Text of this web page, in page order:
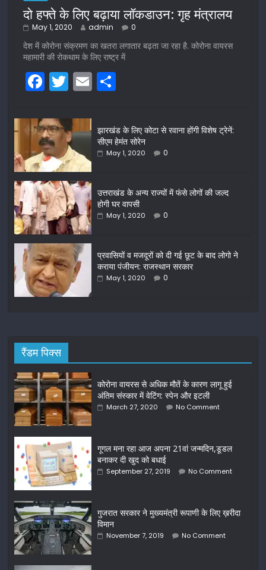
दो हफ्ते के लिए बढ़ाया लॉकडाउन: गृह मंत्रालय
May 1, 2020 admin 0
देश में कोरोना संक्रमण का खतरा लगातार बढ़ता जा रहा है. कोरोना वायरस
महामारी की रोकथाम के लिए राष्ट्र में
F
a
c
e
b
o
o
k
T
w
itt
er
E
m
ar
e
झारखंड के लिए कोटा से रवाना होंगी विशेष ट्रेनें:
सीएम हेमंत सोरेन
May 1, 2020 0
उत्तराखंड के अन्य राज्यों में फंसे लोगों की जल्द
होगी घर वापसी
May 1, 2020 0
प्रवासियों व मजदूरों को दी गई छूट के बाद लोगो ने
कराया पंजीयन: राजस्थान सरकार
May 1, 2020 0
रैंडम पिक्स
कोरोना वायरस से अधिक मौतें के कारण लागू हुई
अंतिम संस्कार में वेटिंग: स्पेन और इटली
March 27, 2020 No Comment
गूगल मना रहा आज अपना 21वां जन्मदिन,डूडल
बनाकर दी खुद को बधाई
September 27, 2019 No Comment
गुजरात सरकार ने मुख्यमंत्री रूपाणी के लिए ख़रीदा
विमान
November 7, 2019 No Comment